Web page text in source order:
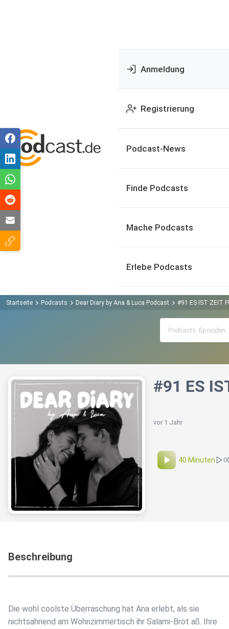
Anmeldung
Registrierung
Podcast-News
Finde Podcasts
Mache Podcasts
Erlebe Podcasts
Startseite Podcasts Dear Diary by Ana & Luca Podcast #91 ES IST ZEIT
#91 ES
vor 1 Jahr
40 Minuten 0
Beschreibung
Die wohl coolste Überraschung hat Ana erlebt, als sie
nichtsahnend am Wohnzimmertisch ihr Salami-Brot aß. Ihre